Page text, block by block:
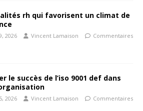
rh qui favorisent un climat de
2026 Vincent Lamaison
Commentaires
le succès de l’iso 9001 def dans
2026 Vincent Lamaison
Commentaires